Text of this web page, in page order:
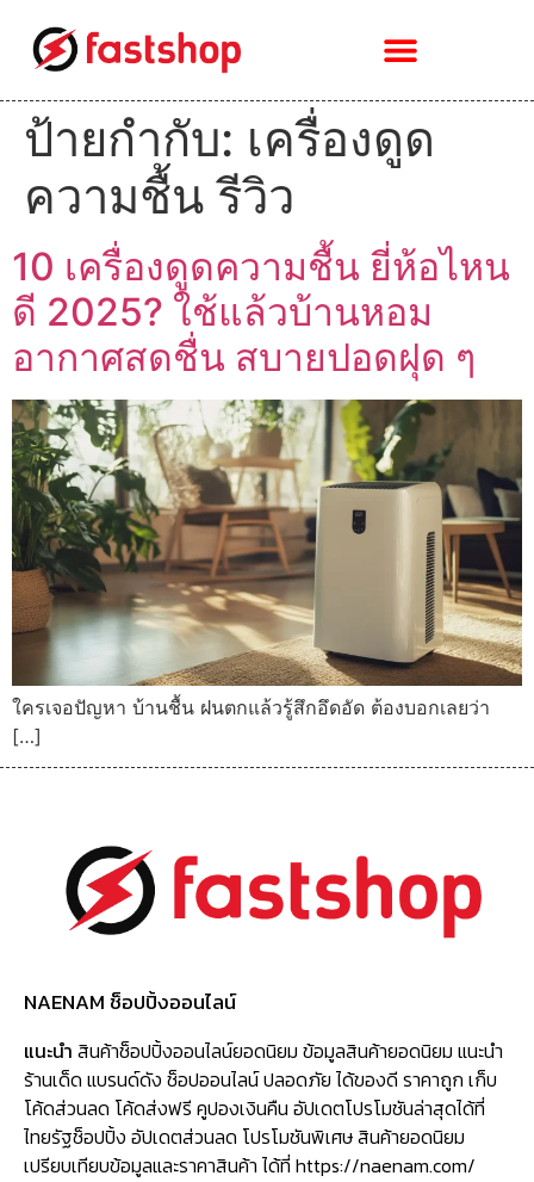
ป้ายกำกับ: เครื่องดูด
ความชื้น รีวิว
10 เครื่องดูดความชื้น ยี่ห้อไหน
ดี 2025? ใช้แล้วบ้านหอม
อากาศสดชื่น สบายปอดฝุด ๆ
ใครเจอปัญหา บ้านชื้น ฝนตกแล้วรู้สึกอึดอัด ต้องบอกเลยว่า
[…]
NAENAM ช็อปปิ้งออนไลน์
แนะนำ สินค้าช็อปปิ้งออนไลน์ยอดนิยม ข้อมูลสินค้ายอดนิยม แนะนำ
ร้านเด็ด แบรนด์ดัง ช็อปออนไลน์ ปลอดภัย ได้ของดี ราคาถูก เก็บ
โค้ดส่วนลด โค้ดส่งฟรี คูปองเงินคืน อัปเดตโปรโมชันล่าสุดได้ที่
ไทยรัฐช็อปปิ้ง อัปเดตส่วนลด โปรโมชันพิเศษ สินค้ายอดนิยม
เปรียบเทียบข้อมูลและราคาสินค้า ได้ที่ https://naenam.com/